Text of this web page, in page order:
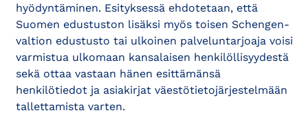
hyödyntäminen. Esityksessä ehdotetaan, että
Suomen edustuston lisäksi myös toisen Schengen-
valtion edustusto tai ulkoinen palveluntarjoaja voisi
varmistua ulkomaan kansalaisen henkilöllisyydestä
sekä ottaa vastaan hänen esittämänsä
henkilötiedot ja asiakirjat väestötietojärjestelmään
tallettamista varten.